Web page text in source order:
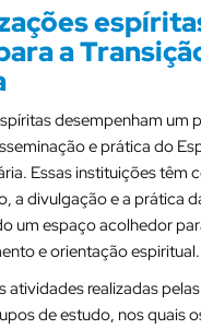
a
desempenham um
e prática do
Essas instituições têm
a divulgação e a prática
um espaço acolhedor
e orientação espiritual.
atividades realizadas
de estudo, nos quais